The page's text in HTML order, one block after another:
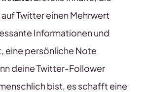
Twitter einen Mehrwert
Informationen und
eine persönliche Note
deine Twitter-Follower
bist, es schafft eine